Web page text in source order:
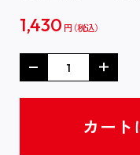
1,430 円